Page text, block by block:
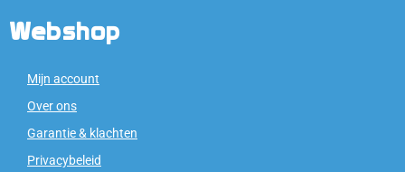
Webshop
Mijn account
Over ons
Garantie & klachten
Privacybeleid